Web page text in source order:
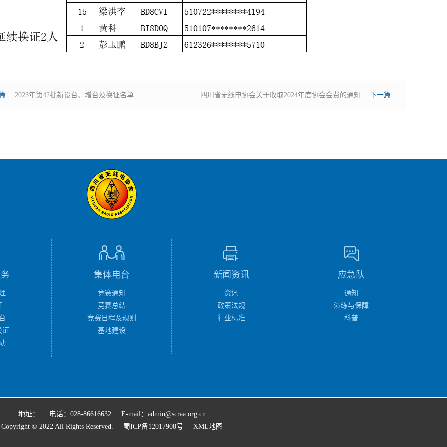
2023年第42批新设台、增台及换证名单 四川省无线电协会关于收取2024年度协会会费的通知 下一篇
证
集体电台
竞赛通知
竞赛总结
竞赛日程及规则
基地建设
新闻资讯
资讯
政策法规
行业标准
应急队
通知
演练与保障
科普
地址： 电话：028-86616632
E-mail：admin@scraa.org.cn
Copyright © 2022 All Rights Reserved.
蜀ICP备12017908号 XML地图